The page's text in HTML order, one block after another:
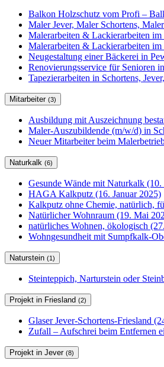
Balkon Holzschutz vom Profi –
Maler Jever, Maler Schortens,
Malerarbeiten & Lackierarbeiten
Malerarbeiten & Lackierarbeiten
Neugestaltung einer Bäckerei in
Renovierungsservice für Senioren
Tapezierarbeiten in Schortens,
Mitarbeiter (3)
Ausbildung mit Auszeichnung
Maler-Auszubildende (m/w/d) in
Neuer Mitarbeiter beim
Naturkalk (6)
Gesunde Wände mit Naturkalk
HAGA Kalkputz (16. Januar 2025)
Kalkputz ohne Chemie, natürlich,
Natürlicher Wohnraum (19. Mai
natürliches Wohnen, ökologisch
Wohngesundheit mit Sumpfkalk-
Naturstein (1)
Steinteppich, Narturstein oder
Projekt in Friesland (2)
Glaser Jever-Schortens-Friesland
Zufall – Aufschrei beim Entfernen
Projekt in Jever (8)